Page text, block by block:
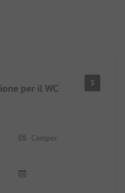
per il WC
5
Camper